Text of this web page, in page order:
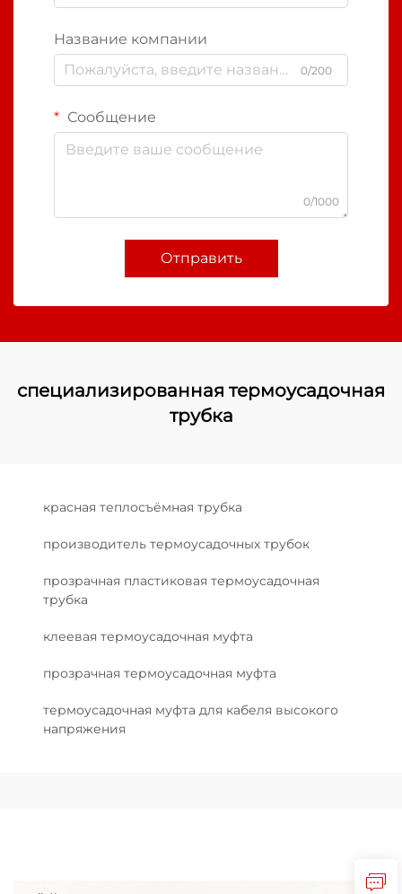
Название компании
0/200
Сообщение
0/1000
Отправить
специализированная термоусадочная
трубка
красная теплосъёмная трубка
производитель термоусадочных трубок
прозрачная пластиковая термоусадочная
трубка
клеевая термоусадочная муфта
прозрачная термоусадочная муфта
термоусадочная муфта для кабеля высокого
напряжения